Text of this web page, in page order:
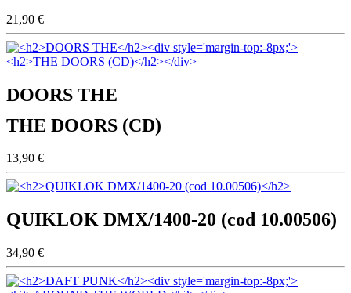
21,90 €
DOORS THE
THE DOORS (CD)
13,90 €
QUIKLOK DMX/1400-20 (cod 10.00506)
34,90 €